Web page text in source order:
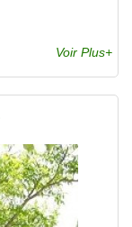
Voir Plus+